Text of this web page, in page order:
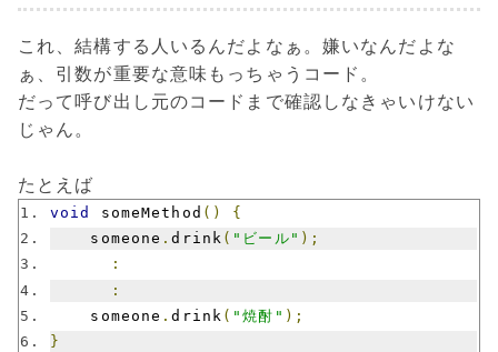
これ、結構する人いるんだよなぁ。嫌いなんだよな
ぁ、引数が重要な意味もっちゃうコード。
だって呼び出し元のコードまで確認しなきゃいけない
じゃん。
たとえば
void someMethod ()
{
    someone
.drink ( "ビール" );
:
:
    someone
.drink ( "焼酎" );
}